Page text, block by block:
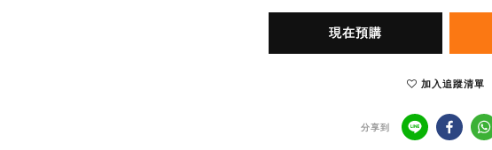
現在預購
加入追蹤清單
分享到